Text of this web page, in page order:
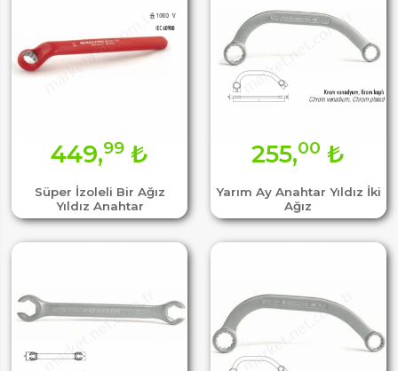
Süper İzoleli Bir Ağız
Yıldız Anahtar
449,99 ₺
Yarım Ay Anahtar Yıldız İki
Ağız
255,00 ₺